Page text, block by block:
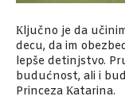
Кljučno je da
decu, da im
lepše detinjstvo.
budućnost, ali i
Princeza Кatarina.